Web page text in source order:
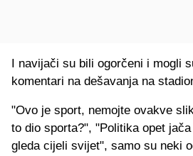
I navijači su bili ogorčeni i mogli
komentari na dešavanja na
"Ovo je sport, nemojte ovakve
to dio sporta?", "Politika opet
gleda cijeli svijet", samo su neki